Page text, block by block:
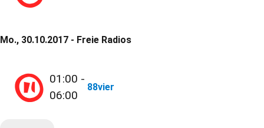
Mo., 30.10.2017 - Freie Radios
01:00 -
06:00
88vier